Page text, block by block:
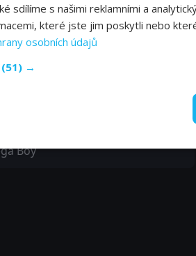
Casado
Riggins
Boy
sdílíme s našimi reklamními a
které jste jim poskytli nebo
osobních údajů
(51) →